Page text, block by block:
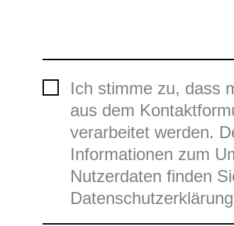
Ich stimme zu, dass
aus dem
verarbeitet werden.
Informationen zum
Nutzerdaten finden